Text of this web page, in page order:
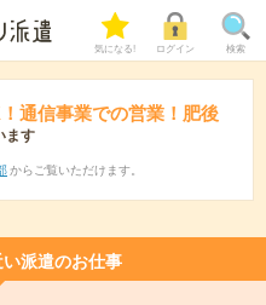
気になる! ログイン 検索
通信事業での営業！肥後
ます
からご覧いただけます。
派遣のお仕事